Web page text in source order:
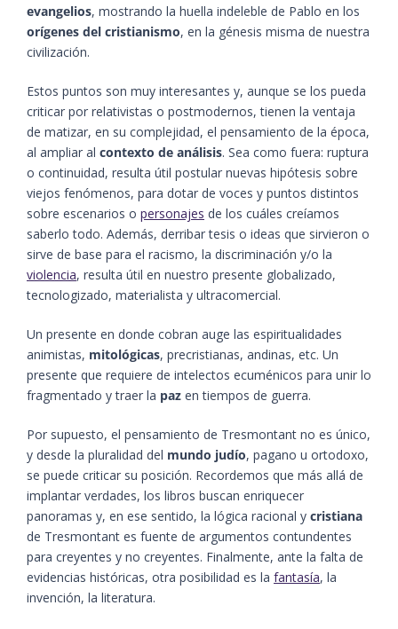
evangelios, mostrando la huella indeleble de Pablo en los
orígenes del cristianismo, en la génesis misma de nuestra
civilización.
Estos puntos son muy interesantes y, aunque se los pueda
criticar por relativistas o postmodernos, tienen la ventaja
de matizar, en su complejidad, el pensamiento de la época,
al ampliar al contexto de análisis. Sea como fuera: ruptura
o continuidad, resulta útil postular nuevas hipótesis sobre
viejos fenómenos, para dotar de voces y puntos distintos
sobre escenarios o personajes de los cuáles creíamos
saberlo todo. Además, derribar tesis o ideas que sirvieron o
sirve de base para el racismo, la discriminación y/o la
violencia, resulta útil en nuestro presente globalizado,
tecnologizado, materialista y ultracomercial.
Un presente en donde cobran auge las espiritualidades
animistas, mitológicas, precristianas, andinas, etc. Un
presente que requiere de intelectos ecuménicos para unir lo
fragmentado y traer la paz en tiempos de guerra.
Por supuesto, el pensamiento de Tresmontant no es único,
y desde la pluralidad del mundo judío, pagano u ortodoxo,
se puede criticar su posición. Recordemos que más allá de
implantar verdades, los libros buscan enriquecer
panoramas y, en ese sentido, la lógica racional y cristiana
de Tresmontant es fuente de argumentos contundentes
para creyentes y no creyentes. Finalmente, ante la falta de
evidencias históricas, otra posibilidad es la fantasía, la
invención, la literatura.